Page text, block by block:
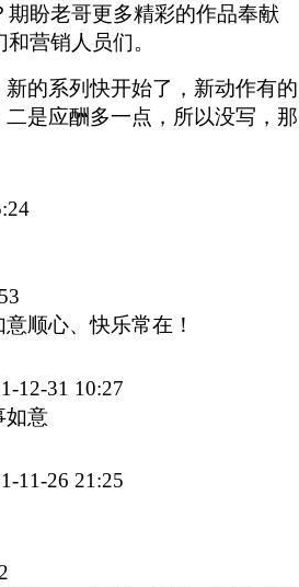
期盼老哥更多精彩的作品奉献
营销人员们。
的系列快开始了，新动作有
是应酬多一点，所以没写，
顺心、快乐常在！
12-31 10:27
如意
11-26 21:25